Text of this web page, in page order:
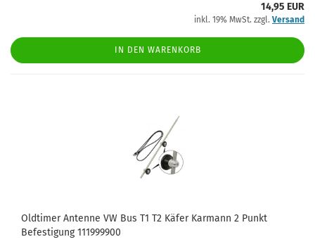
14,95 EUR
inkl. 19% MwSt. zzgl. Versand
IN DEN WARENKORB
Oldtimer Antenne VW Bus T1 T2 Käfer Karmann 2 Punkt
Befestigung 111999900